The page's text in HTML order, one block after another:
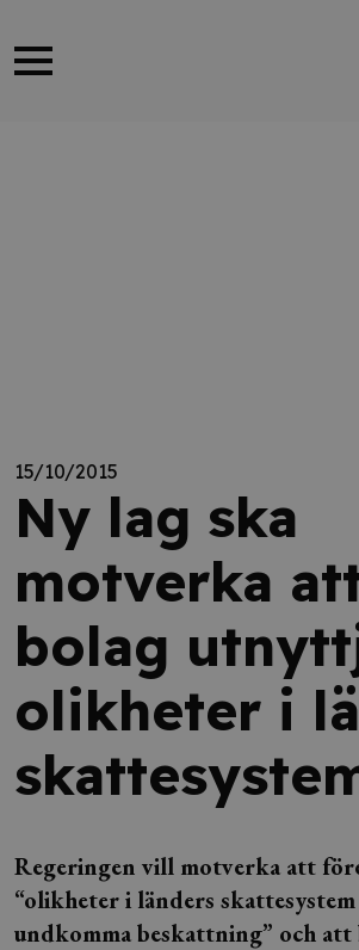
15/10/2015
Ny lag ska
motverka
bolag
olikheter i
Regeringen vill motverka att
“olikheter i länders
undkomma beskattning” och att